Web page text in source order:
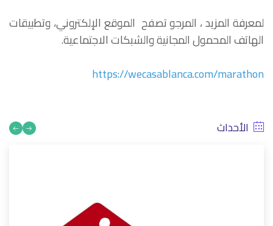
لمعرفة المزيد ، المرجو تصفح الموقع الإلكتروني، وتطبيقات
الهاتف المحمول المجانية والشبكات الاجتماعية.
https://wecasablanca.com/marathon
الأحداث